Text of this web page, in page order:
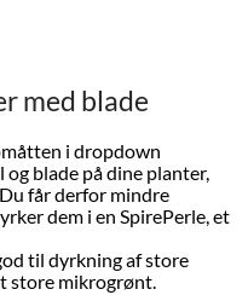
med blade
i dropdown
blade på dine planter,
får derfor mindre
dem i en SpirePerle, et
til dyrkning af store
store mikrogrønt.